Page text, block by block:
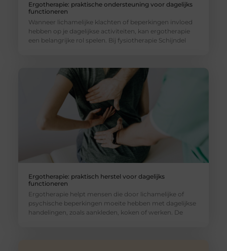
Ergotherapie: praktische ondersteuning voor dagelijks
functioneren
Wanneer lichamelijke klachten of beperkingen invloed
hebben op je dagelijkse activiteiten, kan ergotherapie
een belangrijke rol spelen. Bij fysiotherapie Schijndel
Ergotherapie: praktisch herstel voor dagelijks
functioneren
Ergotherapie helpt mensen die door lichamelijke of
psychische beperkingen moeite hebben met dagelijkse
handelingen, zoals aankleden, koken of werken. De